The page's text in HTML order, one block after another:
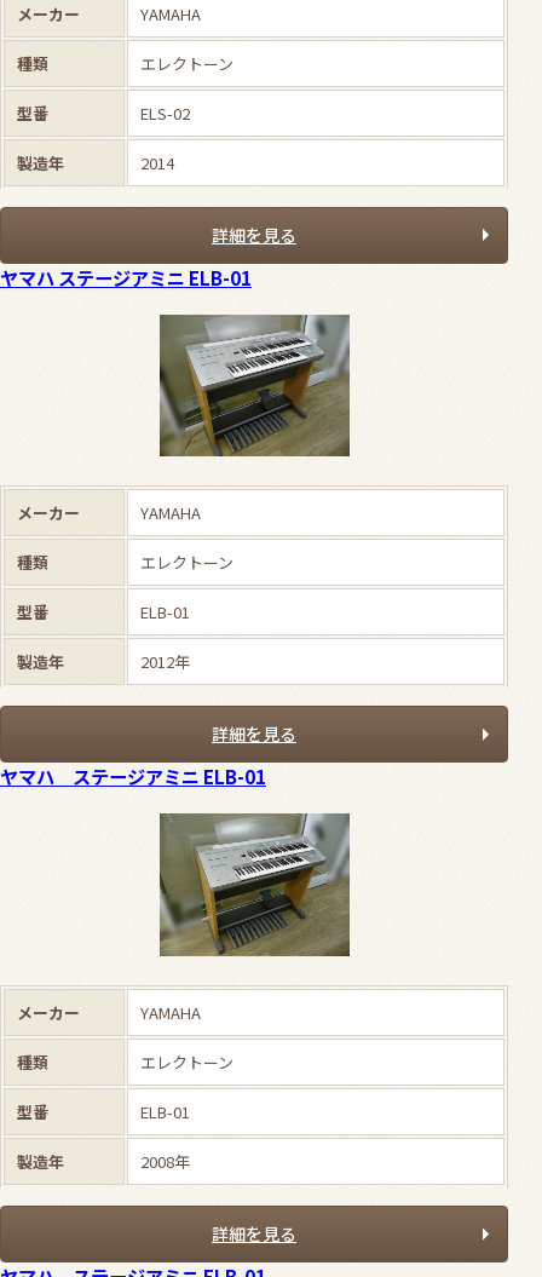
メーカー YAMAHA
種類 エレクトーン
型番 ELS-02
製造年 2014
詳細を見る
ヤマハ ステージアミニ ELB-01
メーカー YAMAHA
種類 エレクトーン
型番 ELB-01
製造年 2012年
詳細を見る
ヤマハ ステージアミニ ELB-01
メーカー YAMAHA
種類 エレクトーン
型番 ELB-01
製造年 2008年
詳細を見る